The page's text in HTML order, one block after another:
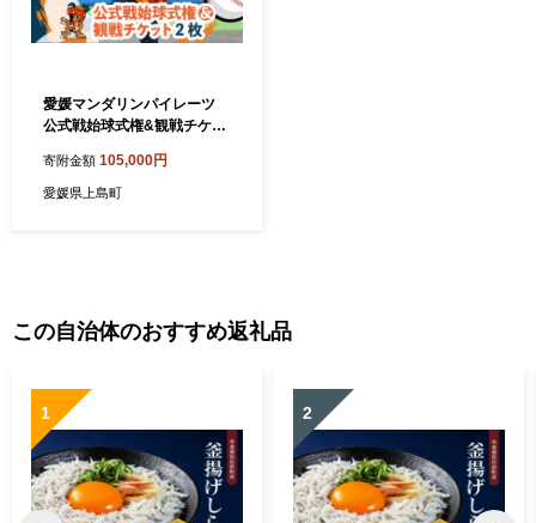
愛媛マンダリンパイレーツ
公式戦始球式権&観戦チケッ
ット 四国アイランドリーグ
寄附金額 105,000円
愛媛県上島町
この自治体のおすすめ返礼品
1 2